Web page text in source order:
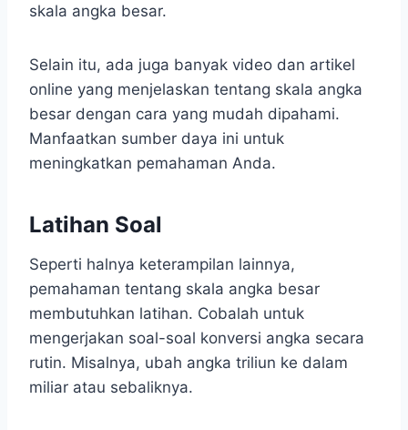
skala angka besar.
Selain itu, ada juga banyak video dan artikel
online yang menjelaskan tentang skala angka
besar dengan cara yang mudah dipahami.
Manfaatkan sumber daya ini untuk
meningkatkan pemahaman Anda.
Latihan Soal
Seperti halnya keterampilan lainnya,
pemahaman tentang skala angka besar
membutuhkan latihan. Cobalah untuk
mengerjakan soal-soal konversi angka secara
rutin. Misalnya, ubah angka triliun ke dalam
miliar atau sebaliknya.